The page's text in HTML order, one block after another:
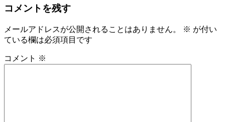
コメントを残す
メールアドレスが公開されることはありません。 ※ が付い
ている欄は必須項目です
コメント ※